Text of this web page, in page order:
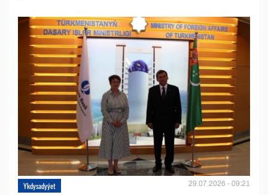
Ykdysadyýet 29.07.2026 - 09:21